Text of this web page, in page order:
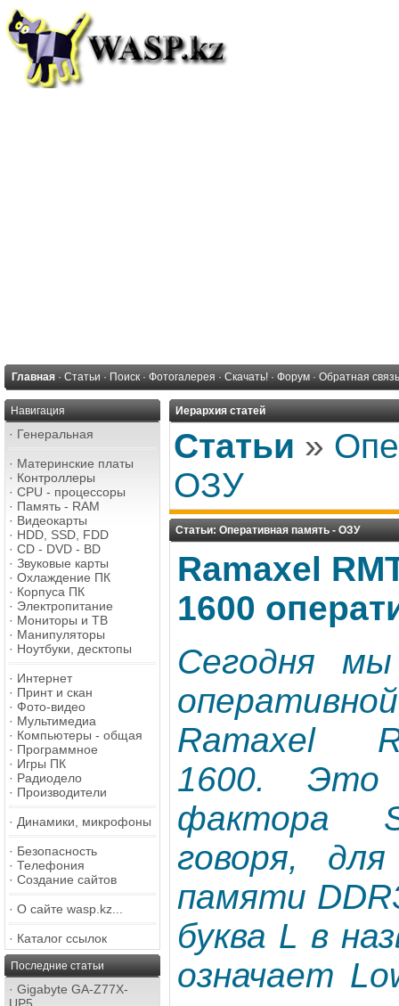
Главная · Статьи · Поиск · Фотогалерея · Скачать! · Форум · Обратная связь
Навигация
· Генеральная
· Материнские платы
· Контроллеры
· CPU - процессоры
· Память - RAM
· Видеокарты
· HDD, SSD, FDD
· CD - DVD - BD
· Звуковые карты
· Охлаждение ПК
· Корпуса ПК
· Электропитание
· Мониторы и ТВ
· Манипуляторы
· Ноутбуки, десктопы
· Интернет
· Принт и скан
· Фото-видео
· Мультимедиа
· Компьютеры - общая
· Программное
· Игры ПК
· Радиодело
· Производители
· Динамики, микрофоны
· Безопасность
· Телефония
· Создание сайтов
· О сайте wasp.kz...
· Каталог ссылок
Последние статьи
· Gigabyte GA-Z77X-
Иерархия статей
Статьи »
ОЗУ
Статьи: Оперативная память - ОЗУ
Ramaxel
1600
Сегодня
Ramaxel
1600.
фактора
говоря,
памяти
буква L в
означает